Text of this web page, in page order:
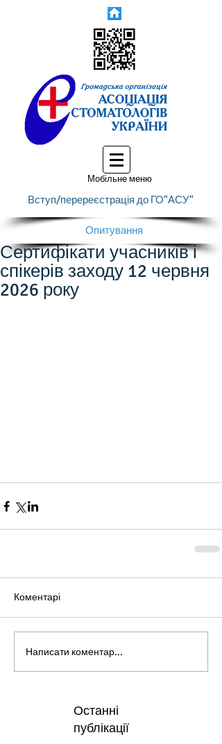
Мобільне меню
Вступ/перереєстрація до ГО"АСУ"
Опитування
Сертифікати учасників і
спікерів заходу 12 червня
2026 року
Коментарі
Написати коментар...
Останні
публікації